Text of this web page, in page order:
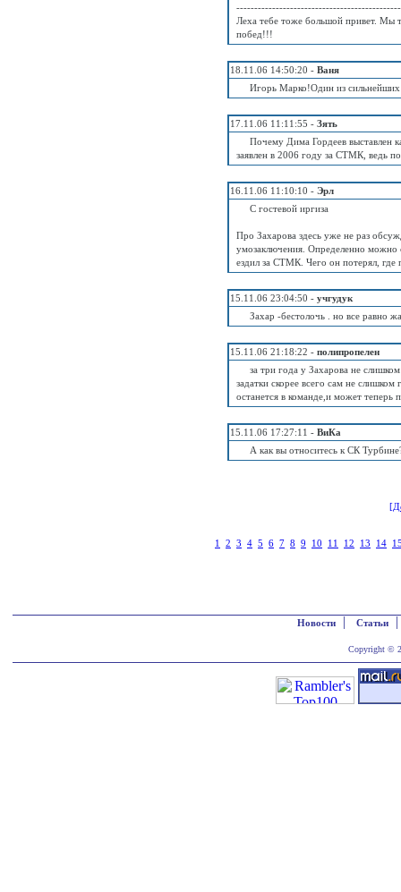
Леха тебе тоже большой привет.
побед!!!
18.11.06 14:50:20 - Ваня
Игорь Марко!Один из
17.11.06 11:11:55 - Зять
Почему Дима Гордеев выставлен
заявлен в 2006 году за СТМК, ведь
16.11.06 11:10:10 - Эрл
С гостевой иргиза
Про Захарова здесь уже не раз
умозаключения. Определенно можно
ездил за СТМК. Чего он потерял, где
15.11.06 23:04:50 - учгудук
Захар -бестолочь . но все равно
15.11.06 21:18:22 - полипропелен
за три года у Захарова не
задатки скорее всего сам не
останется в команде,и может теперь
15.11.06 17:27:11 - ВиКа
А как вы относитесь к СК
1 2 3 4 5 6 7 8 9 10 11 12 13 14
Новости| Статьи
Copyright ©